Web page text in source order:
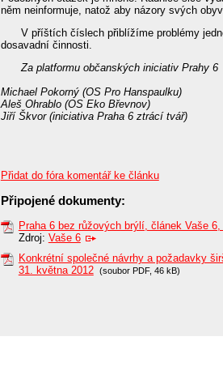
něm neinformuje, natož aby názory svých
V příštích číslech přiblížíme problémy
dosavadní činnosti.
Za platformu občanských iniciativ Prahy 6
Michael Pokorný (OS Pro Hanspaulku)
Aleš Ohrablo (OS Eko Břevnov)
Jiří Škvor (iniciativa Praha 6 ztrácí tvář)
Přidat do fóra komentář ke článku
Připojené dokumenty:
Praha 6 bez růžových brýlí, článek Vaše 6,
Zdroj: Vaše 6
Konkrétní společné návrhy a požadavky
31. května 2012
(soubor PDF, 46 kB)